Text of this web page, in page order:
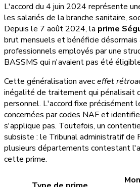
L'accord du 4 juin 2024 représente
les salariés de la branche sanitaire,
Depuis le 7 août 2024, la prime
brut mensuels et bénéficie
professionnels employés par une
BASSMS qui n'avaient pas été
Cette généralisation aveceffet
inégalité de traitement qui pénalisait
personnel. L'accord fixe précisément
concernées par codes NAF et
s'applique pas. Toutefois, un
subsiste : le Tribunal administratif de
plusieurs départements contestant
cette prime.